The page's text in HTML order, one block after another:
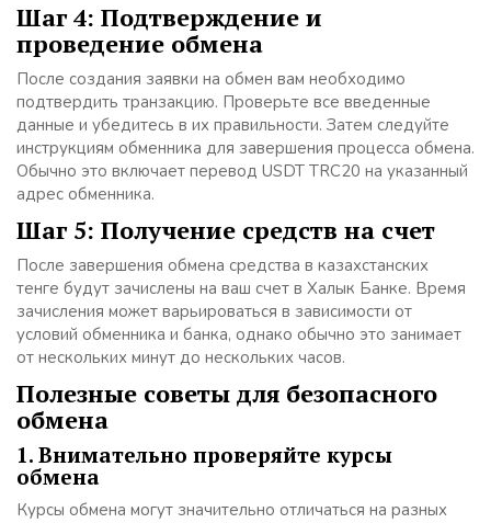
Шаг 4: Подтверждение и
проведение обмена
После создания заявки на обмен вам необходимо
подтвердить транзакцию. Проверьте все введенные
данные и убедитесь в их правильности. Затем следуйте
инструкциям обменника для завершения процесса обмена.
Обычно это включает перевод USDT TRC20 на указанный
адрес обменника.
Шаг 5: Получение средств на счет
После завершения обмена средства в казахстанских
тенге будут зачислены на ваш счет в Халык Банке. Время
зачисления может варьироваться в зависимости от
условий обменника и банка, однако обычно это занимает
от нескольких минут до нескольких часов.
Полезные советы для безопасного
обмена
1. Внимательно проверяйте курсы
обмена
Курсы обмена могут значительно отличаться на разных